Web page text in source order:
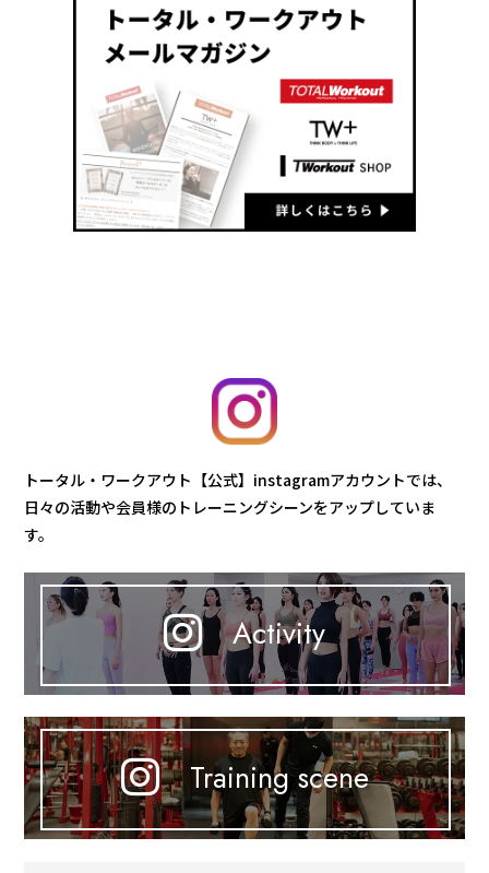
トータル・ワークアウト【公式】instagramアカウントでは、
日々の活動や会員様のトレーニングシーンをアップしていま
す。
Activity
Training scene